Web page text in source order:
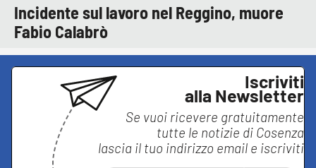
Incidente sul lavoro nel Reggino, muore
Fabio Calabrò
Iscriviti
alla Newsletter
Se vuoi ricevere gratuitamente
tutte le notizie di Cosenza
lascia il tuo indirizzo email e iscriviti